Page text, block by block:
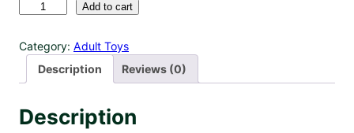
Add to cart
Category: Adult Toys
Description
Reviews (0)
Description